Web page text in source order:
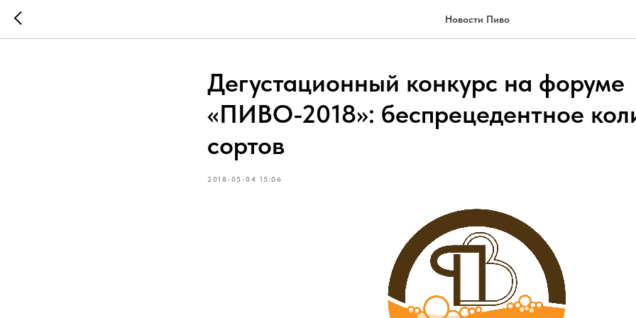
Новости Пиво
Дегустационный конкурс на форуме
«ПИВО-2018»: беспрецедентное
сортов
2018-05-04 15:06